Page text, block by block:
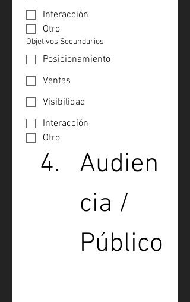
Interacción
Otro
Objetivos Secundarios
Posicionamiento
Ventas
Visibilidad
Interacción
Otro
Audien
cia /
Público